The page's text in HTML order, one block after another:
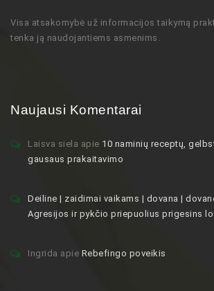
Visa atsakomybė už informacijos taikymą
tenka ją naudojantiems asmenims.
Naujausi Komentarai
Laisva siela apie 10 naminių receptų,
gausaus prakaitavimo
Deiline | zaidimai vaikams | dovana |
Agresijos ir pykčio priepuolius prigesins
Ingrida apie Rebefingo poveikis